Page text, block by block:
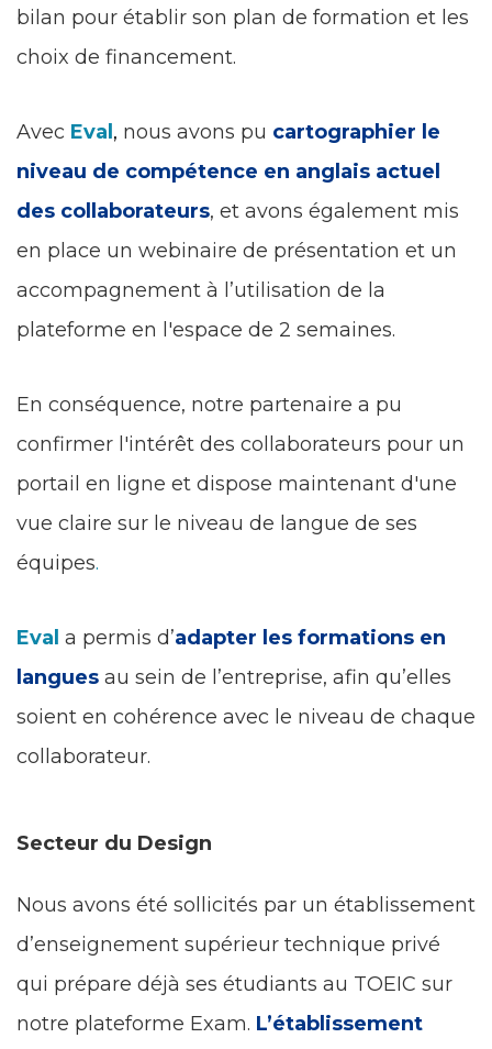
bilan pour établir son plan de formation et les
choix de financement.
Avec Eval, nous avons pu cartographier le
niveau de compétence en anglais actuel
des collaborateurs, et avons également mis
en place un webinaire de présentation et un
accompagnement à l’utilisation de la
plateforme en l'espace de 2 semaines.
En conséquence, notre partenaire a pu
confirmer l'intérêt des collaborateurs pour un
portail en ligne et dispose maintenant d'une
vue claire sur le niveau de langue de ses
équipes.
Eval a permis d’adapter les formations en
langues au sein de l’entreprise, afin qu’elles
soient en cohérence avec le niveau de chaque
collaborateur.
Secteur du Design
Nous avons été sollicités par un établissement
d’enseignement supérieur technique privé
qui prépare déjà ses étudiants au TOEIC sur
notre plateforme Exam. L’établissement